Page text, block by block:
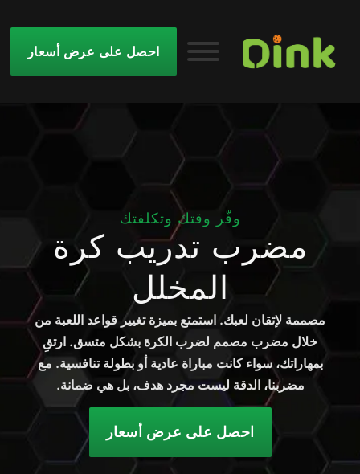
احصل على عرض أسعار
وفّر وقتك وتكلفتك
مضرب تدريب كرة
المخلل
مصممة لإتقان لعبك. استمتع بميزة تغيير قواعد اللعبة من
خلال مضرب مصمم لضرب الكرة بشكل متسق. ارتقِ
بمهاراتك، سواء كانت مباراة عادية أو بطولة تنافسية. مع
مضربنا، الدقة ليست مجرد هدف، بل هي ضمانة.
احصل على عرض أسعار